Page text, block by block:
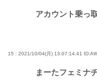
アカウント乗っ
15 : 2021/10/04(月) 13:07:14.41
まーたフェミナ